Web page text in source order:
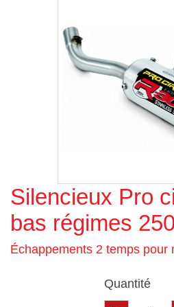
Agrandir
Silencieux Pro
bas régimes
Échappements 2 temps pour
Quantité